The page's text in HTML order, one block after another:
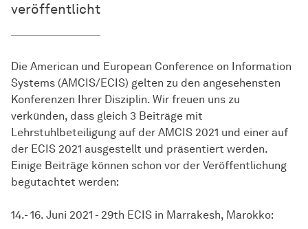
veröffentlicht
Die American und European Conference on Information
Systems (AMCIS/ECIS) gelten zu den angesehensten
Konferenzen Ihrer Disziplin. Wir freuen uns zu
verkünden, dass gleich 3 Beiträge mit
Lehrstuhlbeteiligung auf der AMCIS 2021 und einer auf
der ECIS 2021 ausgestellt und präsentiert werden.
Einige Beiträge können schon vor der Veröffentlichung
begutachtet werden:
14.- 16. Juni 2021 - 29th ECIS in Marrakesh, Marokko: